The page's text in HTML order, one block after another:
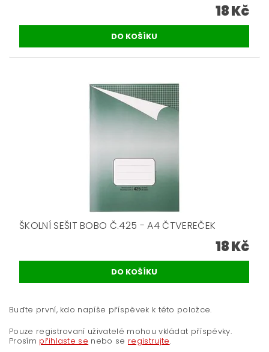
18 Kč
ŠKOLNÍ SEŠIT BOBO Č.425 - A4 ČTVEREČEK
18 Kč
Buďte první, kdo napíše příspěvek k této položce.
Pouze registrovaní uživatelé mohou vkládat příspěvky.
Prosím přihlaste se nebo se registrujte.